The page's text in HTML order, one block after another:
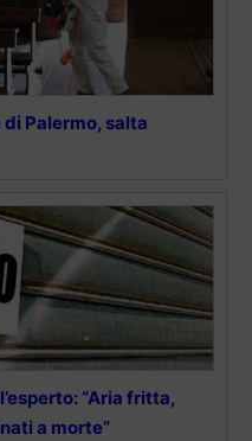
Palermo, salta
“Aria fritta,
a morte”